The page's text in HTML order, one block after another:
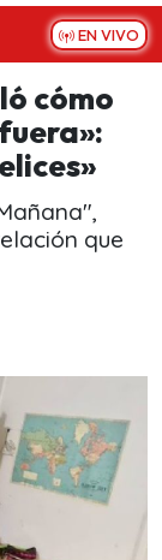
EN VIVO
cómo
que